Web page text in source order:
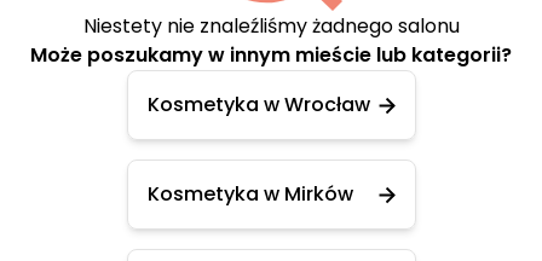
Niestety nie znaleźliśmy żadnego salonu
Może poszukamy w innym mieście lub kategorii?
Kosmetyka w Wrocław
Kosmetyka w Mirków